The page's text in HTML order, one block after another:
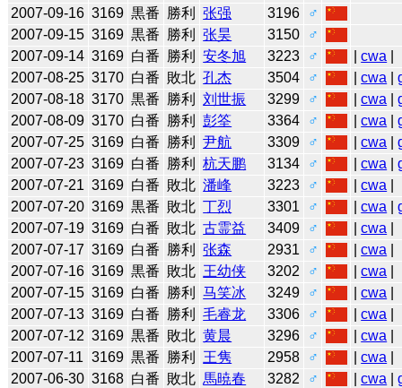
2007-09-16 3169 黒番 勝利 张强 3196
♂
2007-09-15 3169 黒番 勝利 张昊 3150
♂
2007-09-14 3169 白番 勝利 安冬旭 3223 ♂ |cwa
2007-08-25 3170 白番 敗北 孔杰 3504 ♂ |cwa |
2007-08-18 3170 黒番 勝利 刘世振 3299 ♂ |cwa |
2007-08-09 3170 白番 勝利 彭筌 3364 ♂ |cwa |
2007-07-25 3169 白番 勝利 尹航 3309 ♂ |cwa |
2007-07-23 3169 白番 勝利 杭天鹏 3134 ♂ |cwa |
2007-07-21 3169 白番 敗北 潘峰 3223 ♂ |cwa
2007-07-20 3169 黒番 敗北 丁烈 3301 ♂ |cwa |
2007-07-19 3169 白番 敗北 古霊益 3409 ♂ |cwa
2007-07-17 3169 白番 勝利 张森 2931 ♂ |cwa
2007-07-16 3169 黒番 敗北 王幼侠 3202 ♂ |cwa
2007-07-15 3169 白番 勝利 马笑冰 3249 ♂ |cwa
2007-07-13 3169 白番 勝利 毛睿龙 3306 ♂ |cwa
2007-07-12 3169 黒番 敗北 黄晨 3296 ♂ |cwa
2007-07-11 3169 黒番 勝利 王隽 2958 ♂ |cwa
2007-06-30 3168 白番 敗北 馬暁春 3282 ♂ |cwa |